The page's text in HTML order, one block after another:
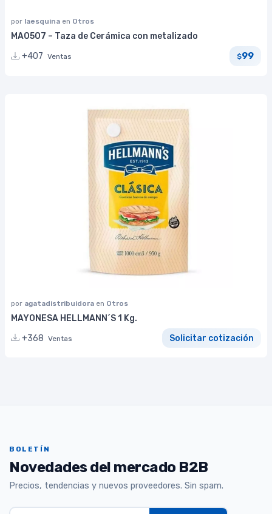
por laesquina en Otros
MA0507 – Taza de Cerámica con metalizado
+407 Ventas $99
por agatadistribuidora en Otros
MAYONESA HELLMANN´S 1 Kg.
+368 Ventas Solicitar cotización
BOLETÍN
Novedades del mercado B2B
Precios, tendencias y nuevos proveedores. Sin spam.